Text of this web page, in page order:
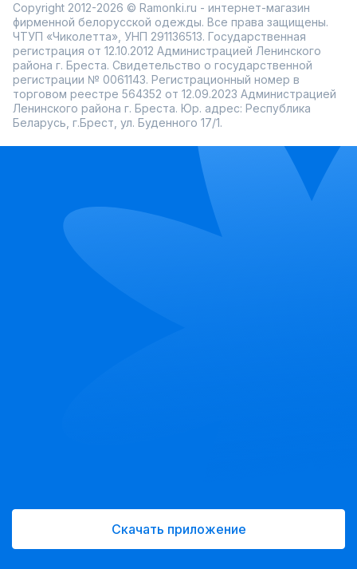
Copyright 2012-2026 © Ramonki.ru - интернет-магазин
фирменной белорусской одежды. Все права защищены.
ЧТУП «Чиколетта», УНП 291136513. Государственная
регистрация от 12.10.2012 Администрацией Ленинского
района г. Бреста. Свидетельство о государственной
регистрации № 0061143. Регистрационный номер в
торговом реестре 564352 от 12.09.2023 Администрацией
Ленинского района г. Бреста. Юр. адрес: Республика
Беларусь, г.Брест, ул. Буденного 17/1.
Скачать приложение